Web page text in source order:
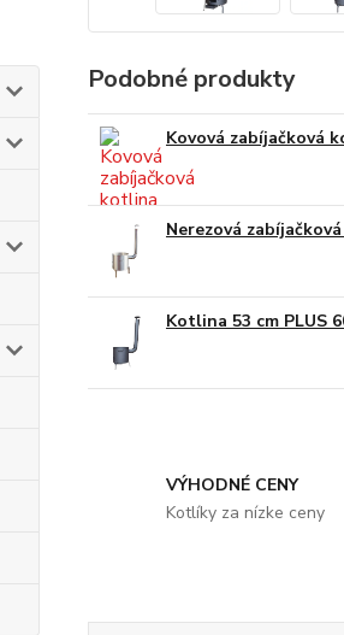
Podobné produkty
Kovová zabíjačková
Nerezová
Kotlina 53 cm PLUS
VÝHODNÉ CENY
Kotlíky za nízke ceny